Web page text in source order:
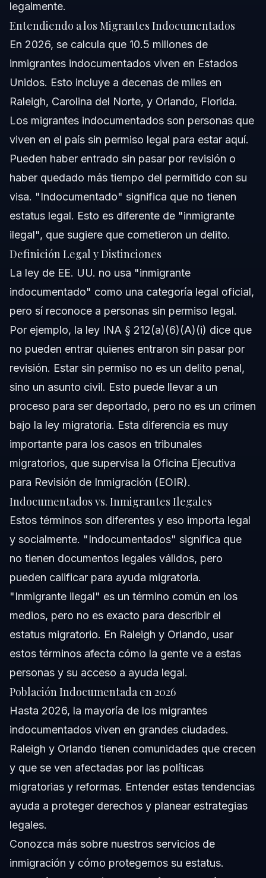
legalmente.
Entendiendo a los Migrantes Indocumentados
En 2026, se calcula que 10.5 millones de
inmigrantes indocumentados viven en Estados
Unidos. Esto incluye a decenas de miles en
Raleigh, Carolina del Norte, y Orlando, Florida.
Los migrantes indocumentados son personas que
viven en el país sin permiso legal para estar aquí.
Pueden haber entrado sin pasar por revisión o
haber quedado más tiempo del permitido con su
visa. "Indocumentado" significa que no tienen
estatus legal. Esto es diferente de "inmigrante
ilegal", que sugiere que cometieron un delito.
Definición Legal y Distinciones
La ley de EE. UU. no usa "inmigrante
indocumentado" como una categoría legal oficial,
pero sí reconoce a personas sin permiso legal.
Por ejemplo, la ley INA § 212(a)(6)(A)(i) dice que
no pueden entrar quienes entraron sin pasar por
revisión. Estar sin permiso no es un delito penal,
sino un asunto civil. Esto puede llevar a un
proceso para ser deportado, pero no es un crimen
bajo la ley migratoria. Esta diferencia es muy
importante para los casos en tribunales
migratorios, que supervisa la Oficina Ejecutiva
para Revisión de Inmigración (EOIR).
Indocumentados vs. Inmigrantes Ilegales
Estos términos son diferentes y eso importa legal
y socialmente. "Indocumentados" significa que
no tienen documentos legales válidos, pero
pueden calificar para ayuda migratoria.
"Inmigrante ilegal" es un término común en los
medios, pero no es exacto para describir el
estatus migratorio. En Raleigh y Orlando, usar
estos términos afecta cómo la gente ve a estas
personas y su acceso a ayuda legal.
Población Indocumentada en 2026
Hasta 2026, la mayoría de los migrantes
indocumentados viven en grandes ciudades.
Raleigh y Orlando tienen comunidades que crecen
y que se ven afectadas por las políticas
migratorias y reformas. Entender estas tendencias
ayuda a proteger derechos y planear estrategias
legales.
Conozca más sobre nuestros servicios de
inmigración y cómo protegemos su estatus.